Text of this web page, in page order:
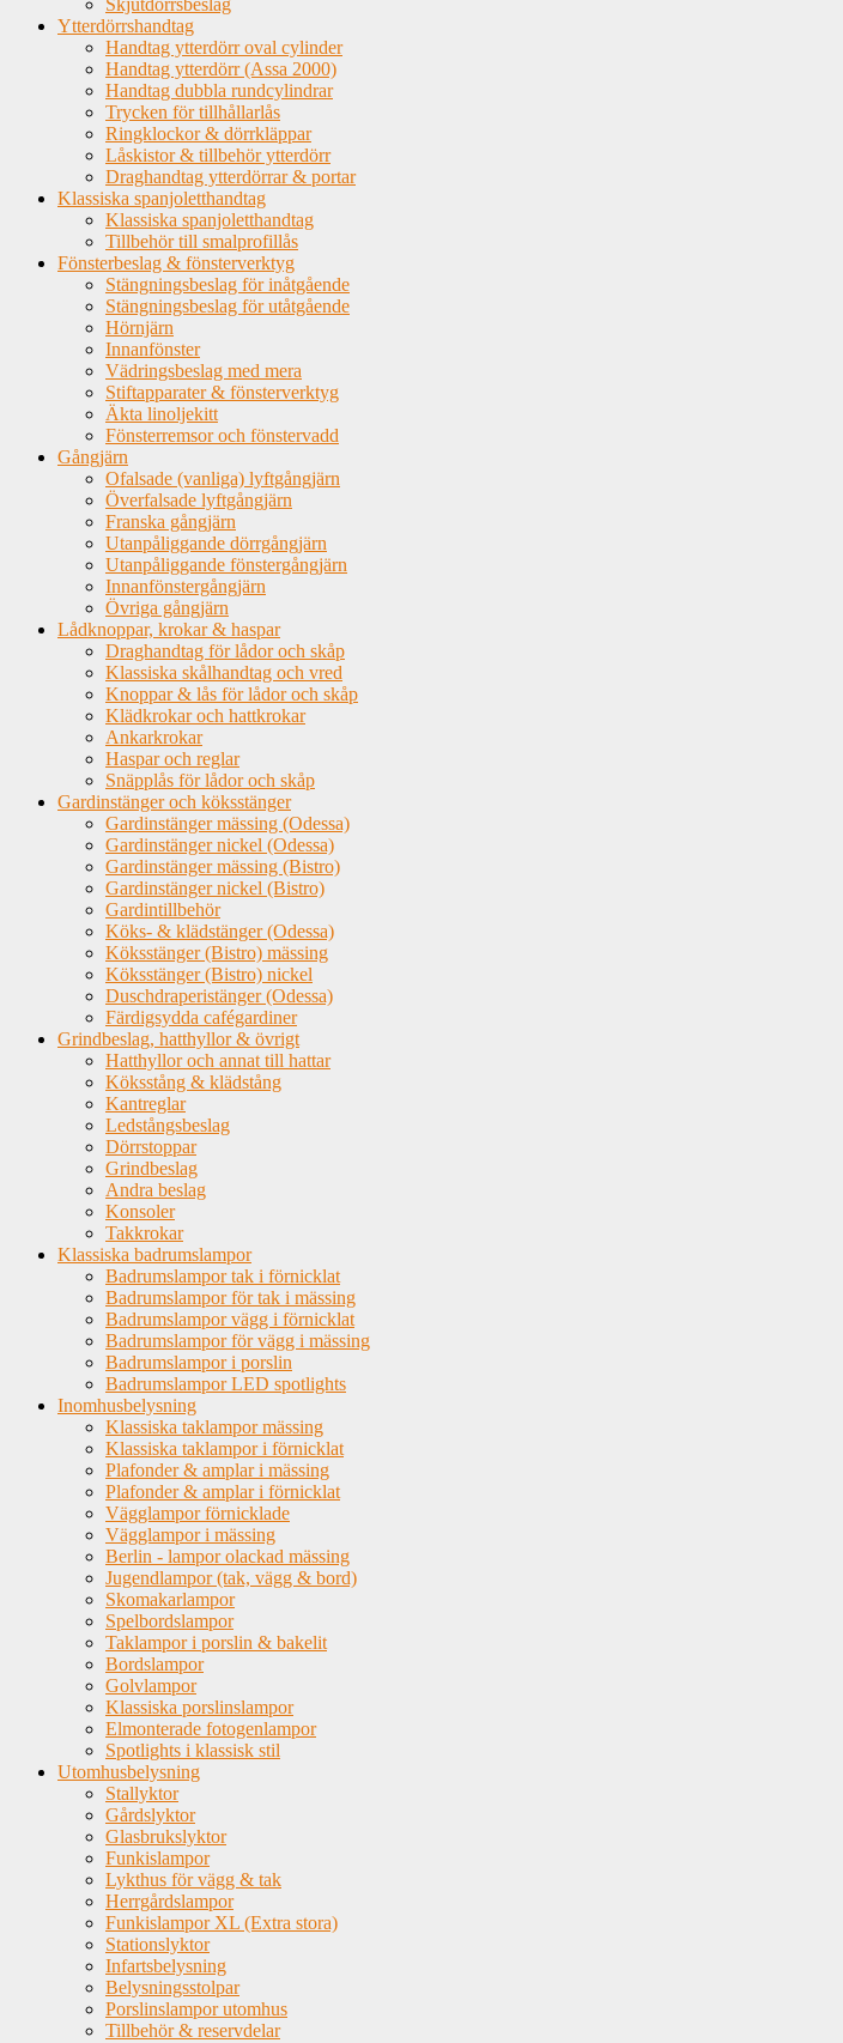
Skjutdörrsbeslag
Ytterdörrshandtag
Handtag ytterdörr oval cylinder
Handtag ytterdörr (Assa 2000)
Handtag dubbla rundcylindrar
Trycken för tillhållarlås
Ringklockor & dörrkläppar
Låskistor & tillbehör ytterdörr
Draghandtag ytterdörrar & portar
Klassiska spanjoletthandtag
Klassiska spanjoletthandtag
Tillbehör till smalprofillås
Fönsterbeslag & fönsterverktyg
Stängningsbeslag för inåtgående
Stängningsbeslag för utåtgående
Hörnjärn
Innanfönster
Vädringsbeslag med mera
Stiftapparater & fönsterverktyg
Äkta linoljekitt
Fönsterremsor och fönstervadd
Gångjärn
Ofalsade (vanliga) lyftgångjärn
Överfalsade lyftgångjärn
Franska gångjärn
Utanpåliggande dörrgångjärn
Utanpåliggande fönstergångjärn
Innanfönstergångjärn
Övriga gångjärn
Lådknoppar, krokar & haspar
Draghandtag för lådor och skåp
Klassiska skålhandtag och vred
Knoppar & lås för lådor och skåp
Klädkrokar och hattkrokar
Ankarkrokar
Haspar och reglar
Snäpplås för lådor och skåp
Gardinstänger och köksstänger
Gardinstänger mässing (Odessa)
Gardinstänger nickel (Odessa)
Gardinstänger mässing (Bistro)
Gardinstänger nickel (Bistro)
Gardintillbehör
Köks- & klädstänger (Odessa)
Köksstänger (Bistro) mässing
Köksstänger (Bistro) nickel
Duschdraperistänger (Odessa)
Färdigsydda cafégardiner
Grindbeslag, hatthyllor & övrigt
Hatthyllor och annat till hattar
Köksstång & klädstång
Kantreglar
Ledstångsbeslag
Dörrstoppar
Grindbeslag
Andra beslag
Konsoler
Takkrokar
Klassiska badrumslampor
Badrumslampor tak i förnicklat
Badrumslampor för tak i mässing
Badrumslampor vägg i förnicklat
Badrumslampor för vägg i mässing
Badrumslampor i porslin
Badrumslampor LED spotlights
Inomhusbelysning
Klassiska taklampor mässing
Klassiska taklampor i förnicklat
Plafonder & amplar i mässing
Plafonder & amplar i förnicklat
Vägglampor förnicklade
Vägglampor i mässing
Berlin - lampor olackad mässing
Jugendlampor (tak, vägg & bord)
Skomakarlampor
Spelbordslampor
Taklampor i porslin & bakelit
Bordslampor
Golvlampor
Klassiska porslinslampor
Elmonterade fotogenlampor
Spotlights i klassisk stil
Utomhusbelysning
Stallyktor
Gårdslyktor
Glasbrukslyktor
Funkislampor
Lykthus för vägg & tak
Herrgårdslampor
Funkislampor XL (Extra stora)
Stationslyktor
Infartsbelysning
Belysningsstolpar
Porslinslampor utomhus
Tillbehör & reservdelar